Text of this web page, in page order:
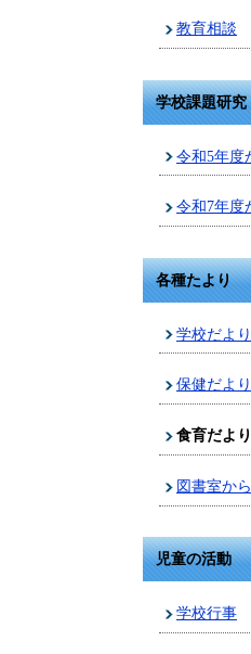
教育相談
学校課題研究
令和5年度
令和7年度
各種たより
学校だよ
保健だより
食育だより
図書室から
児童の活動
学校行事